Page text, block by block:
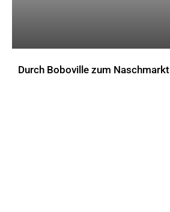
Durch Boboville zum Naschmarkt